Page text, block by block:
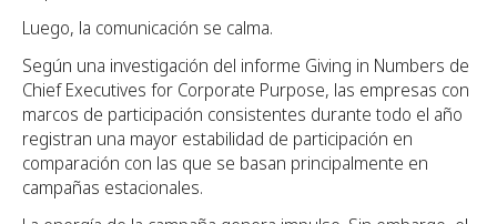
Luego, la comunicación se calma.
Según una investigación del informe Giving in Numbers de
Chief Executives for Corporate Purpose, las empresas con
marcos de participación consistentes durante todo el año
registran una mayor estabilidad de participación en
comparación con las que se basan principalmente en
campañas estacionales.